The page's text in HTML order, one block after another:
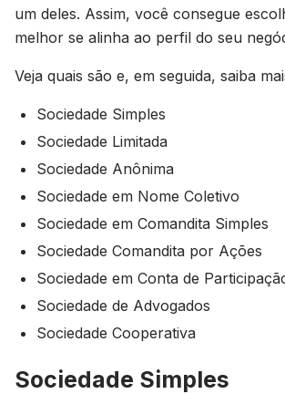
um deles. Assim, você consegue
melhor se alinha ao perfil do seu
Veja quais são e, em seguida, saiba
Sociedade Simples
Sociedade Limitada
Sociedade Anônima
Sociedade em Nome Coletivo
Sociedade em Comandita Simples
Sociedade Comandita por Ações
Sociedade em Conta de
Sociedade de Advogados
Sociedade Cooperativa
Sociedade Simples